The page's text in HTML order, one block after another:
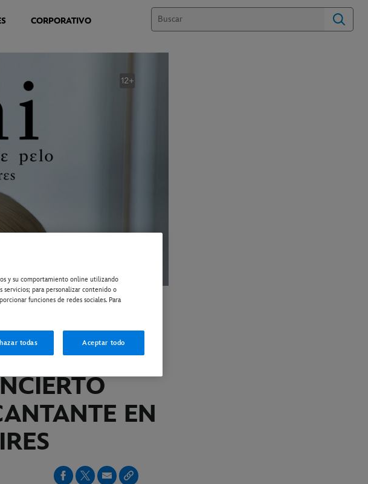
CORPORATIVO
PELO" YA
EN
EN
y su comportamiento online utilizando
servicios; para personalizar contenido o
funciones de redes sociales. Para
todas Aceptar todo